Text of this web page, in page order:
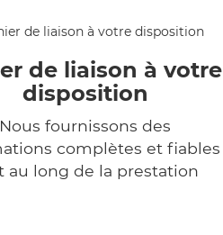
de liaison à votre
disposition
Nous fournissons des
complètes et fiables
au long de la prestation